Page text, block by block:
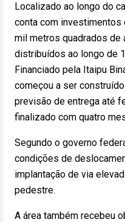
Localizado ao longo do
conta com investimentos
mil metros quadrados de
distribuídos ao longo de
Financiado pela Itaipu
começou a ser
previsão de entrega até
finalizado com quatro
Segundo o governo
condições de
implantação de via
pedestre.
A área também recebeu